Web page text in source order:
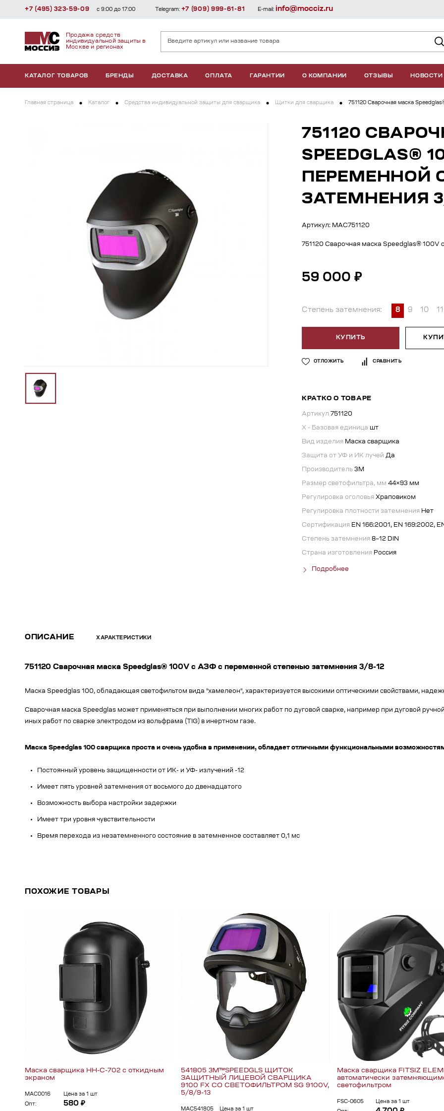
Продажа средств
индивидуальной защиты в
Москве и регионах
КАТАЛОГ ТОВАРОВ БРЕНДЫ ДОСТАВКА ОПЛАТА ГАРАНТИИ О КОМПАНИИ ОТЗЫВЫ НОВОСТИ
+7 (495) 323-59-09 с 9:00 до 17:00 Telegram: +7 (909) 999-61-81 E-mail: info@mocciz.ru
Главная страница Каталог Средства индивидуальной защиты для сварщика Щитки для сварщика 751120 Сварочная маска
751120
SPEEDGLAS®
ПЕРЕМЕННОЙ
ЗАТЕМНЕНИЯ
Артикул: МАС751120
751120 Сварочная маска Speedglas®
59 000 ₽
Степень затемнения: 8 9 10 11
КУПИТЬ
ОТЛОЖИТЬ СРАВНИТЬ
КРАТКО О ТОВАРЕ
Артикул 751120
X - Базовая единица шт
Вид изделия Маска сварщика
Защита от УФ и ИК лучей Да
Производитель 3М
Размер светофильтра, мм 44×93 мм
Регулировка оголовья Храповиком
Регулировка плотности затемнения Нет
Сертификация EN 166:2001, EN 169:2002,
Степень затемнения 8–12 DIN
Страна изготовления Россия
Подробнее
ОПИСАНИЕ ХАРАКТЕРИСТИКИ
751120 Сварочная маска Speedglas® 100V с АЗФ с переменной степенью затемнения 3/8-12
Маска Speedglas 100, обладающая светофильтом вида "хамелеон", характеризуется высокими оптическими свойствами,
Сварочная маска Speedglas может применяться при выполнении многих работ по дуговой сварке, например при дуговой
иных работ по сварке электродом из вольфрама (TIG) в инертном газе.
Маска Speedglas 100 сварщика проста и очень удобна в применении, обладает отличными функциональными
Постоянный уровень защищенности от ИК- и УФ- излучений -12
Имеет пять уровней затемнения от восьмого до двенадцатого
Возможность выбора настройки задержки
Имеет три уровня чувствительности
Время перехода из незатемненного состояние в затемненное составляет 0,1 мс
ПОХОЖИЕ ТОВАРЫ
Маска сварщика НН-С-702 c откидным
экраном
МАС0016
Цена за 1 шт
Опт:
580 ₽
541805 3M™SPEEDGLS ЩИТОК
ЗАЩИТНЫЙ ЛИЦЕВОЙ СВАРЩИКА
9100 FX СО СВЕТОФИЛЬТРОМ SG 9100V,
5/8/9-13
МАС541805
Цена за 1 шт
Маска сварщика FITSIZ
автоматически
светофильтром
FSC-0605
Цена за 1 шт